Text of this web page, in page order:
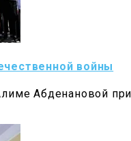
войны
Абденановой